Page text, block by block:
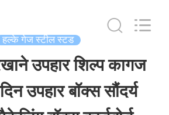
हल्के गेज स्टील स्टड
उपहार शिल्प कागज
उपहार बॉक्स सौंदर्य